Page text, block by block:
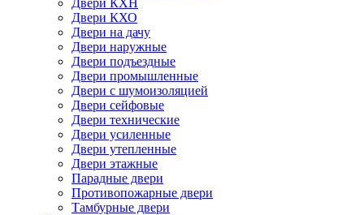
Двери КХН
Двери КХО
Двери на дачу
Двери наружные
Двери подъездные
Двери промышленные
Двери с шумоизоляцией
Двери сейфовые
Двери технические
Двери усиленные
Двери утепленные
Двери этажные
Парадные двери
Противопожарные двери
Тамбурные двери